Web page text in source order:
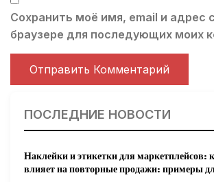
Сохранить моё имя, email и адрес
браузере для последующих моих
ПОСЛЕДНИЕ НОВОСТИ
Наклейки и этикетки для маркетплейсов:
влияет на повторные продажи: примеры